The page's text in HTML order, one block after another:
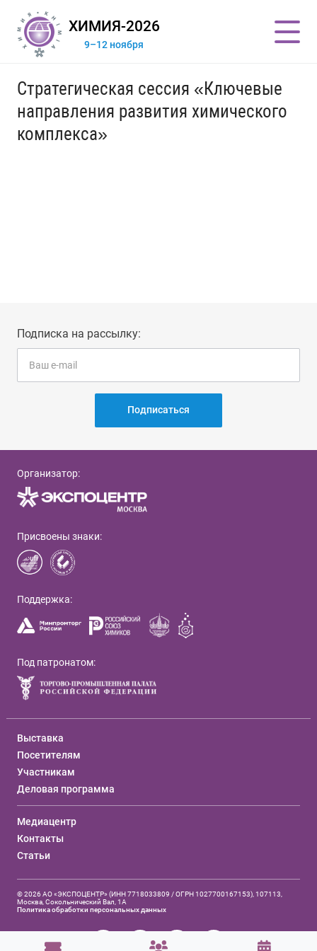
ХИМИЯ-2026
9–12 ноября
Стратегическая сессия «Ключевые
направления развития химического
комплекса»
Подписка на рассылку:
Подписаться
Организатор:
Присвоены знаки:
Поддержка:
Под патронатом:
Выставка
Посетителям
Участникам
Деловая программа
Медиацентр
Контакты
Статьи
© 2026 АО «ЭКСПОЦЕНТР» (ИНН 7718033809 / ОГРН 1027700167153), 107113,
Москва, Сокольнический Вал, 1А
Политика обработки персональных данных